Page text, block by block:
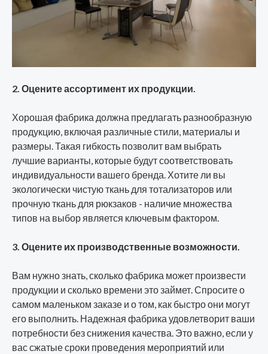
2. Оцените ассортимент их продукции.
Хорошая фабрика должна предлагать разнообразную
продукцию, включая различные стили, материалы и
размеры. Такая гибкость позволит вам выбрать
лучшие варианты, которые будут соответствовать
индивидуальности вашего бренда. Хотите ли вы
экологически чистую ткань для тотализаторов или
прочную ткань для рюкзаков - наличие множества
типов на выбор является ключевым фактором.
3. Оцените их производственные возможности.
Вам нужно знать, сколько фабрика может произвести
продукции и сколько времени это займет. Спросите о
самом маленьком заказе и о том, как быстро они могут
его выполнить. Надежная фабрика удовлетворит ваши
потребности без снижения качества. Это важно, если у
вас сжатые сроки проведения мероприятий или